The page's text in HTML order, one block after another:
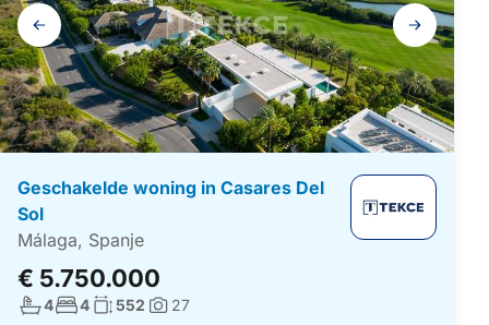
Galerij
navigatie
Geschakelde woning in Casares Del
Sol
Málaga, Spanje
€ 5.750.000
Aantal badkamers:
4Aantal slaapkamers:
4Woonoppervlakte:
552 Foto's:
27